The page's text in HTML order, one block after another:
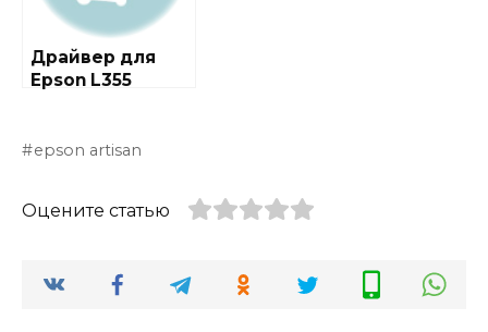
Драйвер для
Epson L355
epson artisan
Оцените статью